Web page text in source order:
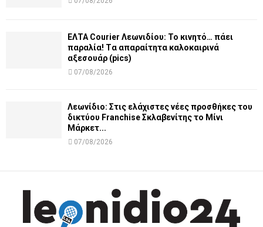
ΕΛΤΑ Courier Λεωνιδίου: Το κινητό… πάει
παραλία! Tα απαραίτητα καλοκαιρινά
αξεσουάρ (pics)
07/08/2026
Λεωνίδιο: Στις ελάχιστες νέες προσθήκες του
δικτύου Franchise Σκλαβενίτης το Μίνι
Μάρκετ...
07/08/2026